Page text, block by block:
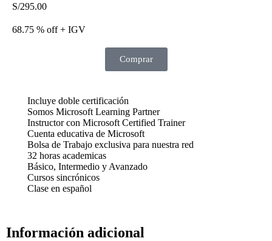
S/295.00
68.75 % off + IGV
Comprar
Incluye doble certificación
Somos Microsoft Learning Partner
Instructor con Microsoft Certified Trainer
Cuenta educativa de Microsoft
Bolsa de Trabajo exclusiva para nuestra red
32 horas academicas
Básico, Intermedio y Avanzado
Cursos sincrónicos
Clase en español
Información adicional